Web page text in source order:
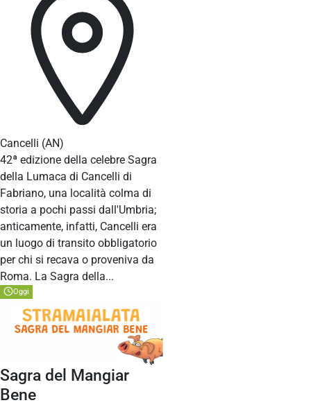
Cancelli (AN)
42ª edizione della celebre Sagra
della Lumaca di Cancelli di
Fabriano, una località colma di
storia a pochi passi dall'Umbria;
anticamente, infatti, Cancelli era
un luogo di transito obbligatorio
per chi si recava o proveniva da
Roma. La Sagra della...
Oggi
Sagra del Mangiar
Bene